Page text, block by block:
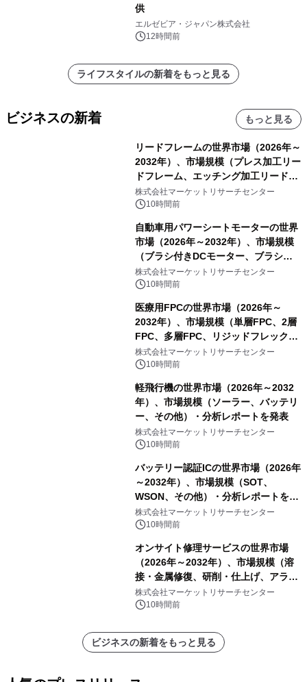
供
エルゼビア・ジャパン株式会社
12時間前
ライフスタイルの新着をもっと見る
ビジネスの新着 もっと見る
リードフレームの世界市場（2026年～
2032年）、市場規模（プレス加工リー
ドフレーム、エッチング加工リードフ
レーム）・分析レポートを発表
株式会社マーケットリサーチセンター
10時間前
自動車用パワーシートモーターの世界
市場（2026年～2032年）、市場規模
（ブラシ付きDCモーター、ブラシレ
スDCモーター）・分析レポートを発
表
株式会社マーケットリサーチセンター
10時間前
医療用FPCの世界市場（2026年～
2032年）、市場規模（単層FPC、2層
FPC、多層FPC、リジッドフレックス
PCB）・分析レポートを発表
株式会社マーケットリサーチセンター
10時間前
軽飛行機の世界市場（2026年～2032
年）、市場規模（ソーラー、バッテリ
ー、その他）・分析レポートを発表
株式会社マーケットリサーチセンター
10時間前
バッテリー認証ICの世界市場（2026年
～2032年）、市場規模（SOT、
WSON、その他）・分析レポートを発
表
株式会社マーケットリサーチセンター
10時間前
オンサイト修理サービスの世界市場
（2026年～2032年）、市場規模（溶
接・金属修復、研削・仕上げ、アライ
メント、その他）・分析レポートを発
表
株式会社マーケットリサーチセンター
10時間前
ビジネスの新着をもっと見る